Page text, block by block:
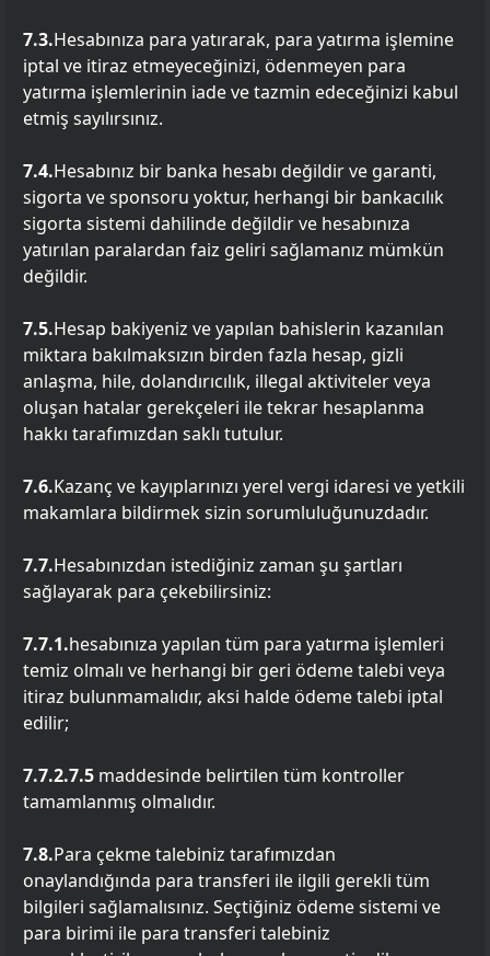
7.3.Hesabınıza para yatırarak, para yatırma işlemine
iptal ve itiraz etmeyeceğinizi, ödenmeyen para
yatırma işlemlerinin iade ve tazmin edeceğinizi kabul
etmiş sayılırsınız.
7.4.Hesabınız bir banka hesabı değildir ve garanti,
sigorta ve sponsoru yoktur, herhangi bir bankacılık
sigorta sistemi dahilinde değildir ve hesabınıza
yatırılan paralardan faiz geliri sağlamanız mümkün
değildir.
7.5.Hesap bakiyeniz ve yapılan bahislerin kazanılan
miktara bakılmaksızın birden fazla hesap, gizli
anlaşma, hile, dolandırıcılık, illegal aktiviteler veya
oluşan hatalar gerekçeleri ile tekrar hesaplanma
hakkı tarafımızdan saklı tutulur.
7.6.Kazanç ve kayıplarınızı yerel vergi idaresi ve yetkili
makamlara bildirmek sizin sorumluluğunuzdadır.
7.7.Hesabınızdan istediğiniz zaman şu şartları
sağlayarak para çekebilirsiniz:
7.7.1.hesabınıza yapılan tüm para yatırma işlemleri
temiz olmalı ve herhangi bir geri ödeme talebi veya
itiraz bulunmamalıdır, aksi halde ödeme talebi iptal
edilir;
7.7.2.7.5 maddesinde belirtilen tüm kontroller
tamamlanmış olmalıdır.
7.8.Para çekme talebiniz tarafımızdan
onaylandığında para transferi ile ilgili gerekli tüm
bilgileri sağlamalısınız. Seçtiğiniz ödeme sistemi ve
para birimi ile para transferi talebiniz